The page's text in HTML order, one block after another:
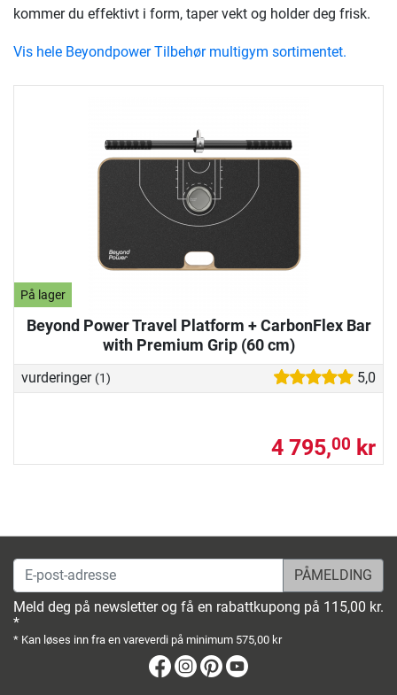
På lager
Beyond Power Travel Platform + CarbonFlex Bar
with Premium Grip (60 cm)
vurderinger (1) 5,0
4 795,00 kr
kommer du effektivt i form, taper vekt og holder deg frisk.
Vis hele Beyondpower Tilbehør multigym sortimentet.
E-post-adresse
Meld deg på newsletter og få en rabattkupong på 115,00 kr.
*
* Kan løses inn fra en vareverdi på minimum 575,00 kr
Facebook
Instagram
Pinterest